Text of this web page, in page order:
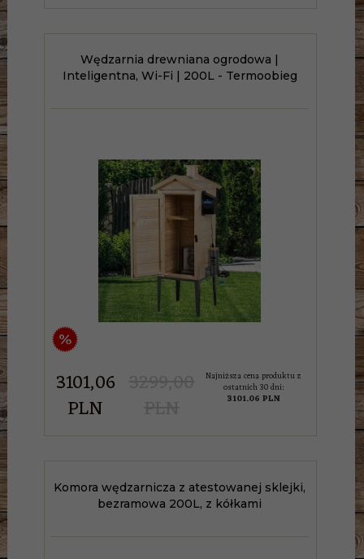
Wędzarnia drewniana ogrodowa |
Inteligentna, Wi-Fi | 200L - Termoobieg
%
3101,06
PLN
Najniższa cena produktu z
ostatnich 30 dni:
3101.06 PLN
Komora wędzarnicza z atestowanej sklejki,
bezramowa 200L, z kółkami